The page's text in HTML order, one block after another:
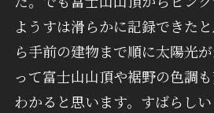
ようすは滑らかに記録できた
ら手前の建物まで順に太陽光
って富士山山頂や裾野の色調
わかると思います。すばらしい